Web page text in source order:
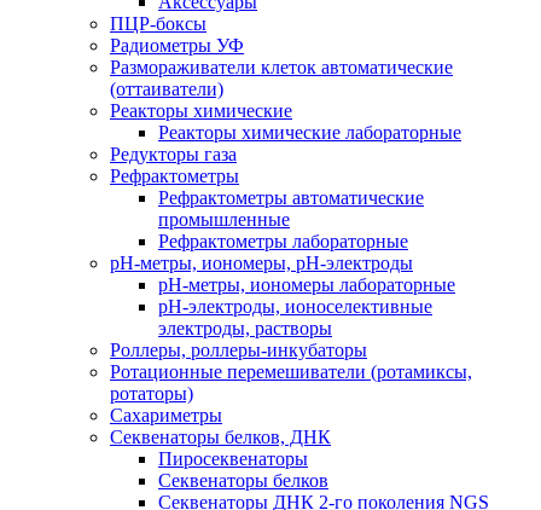
ПЦР-боксы
Радиометры УФ
Размораживатели клеток автоматические
(оттаиватели)
Реакторы химические
Реакторы химические лабораторные
Редукторы газа
Рефрактометры
Рефрактометры автоматические
промышленные
Рефрактометры лабораторные
рН-метры, иономеры, рН-электроды
рН-метры, иономеры лабораторные
рН-электроды, ионоселективные
электроды, растворы
Роллеры, роллеры-инкубаторы
Ротационные перемешиватели (ротамиксы,
ротаторы)
Сахариметры
Секвенаторы белков, ДНК
Пиросеквенаторы
Секвенаторы белков
Секвенаторы ДНК 2-го поколения NGS